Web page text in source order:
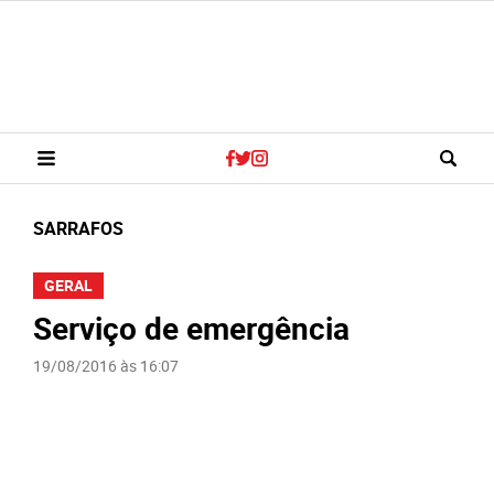
SARRAFOS
GERAL
Serviço de emergência
19/08/2016 às 16:07